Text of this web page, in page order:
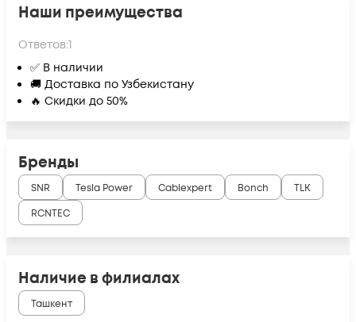
Наши преимущества
Ответов:1
✅ В наличии
🚚 Доставка по Узбекистану
🔥 Скидки до 50%
Бренды
SNR Tesla Power Cablexpert Bonch
TLK
RCNTEC
Наличие в филиалах
Ташкент